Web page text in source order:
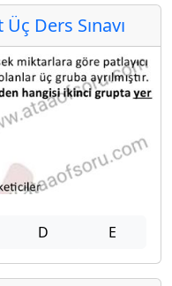
Ders Sınavı
D E